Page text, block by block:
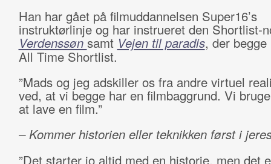
Han har gået på filmuddannelsen Super16’s
instruktørlinje og har instrueret den Shortlist-
Verdenssøn samt Vejen til paradis, der begge
All Time Shortlist.
”Mads og jeg adskiller os fra andre virtuel
ved, at vi begge har en filmbaggrund. Vi
at lave en film.”
– Kommer historien eller teknikken først i
”Det starter jo altid med en historie, men det